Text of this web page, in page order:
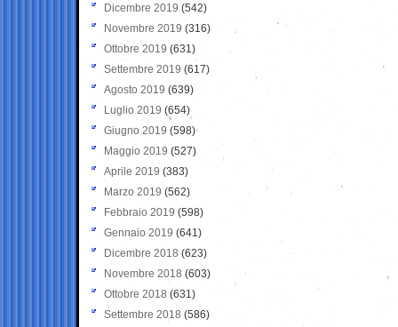
Dicembre 2019 (542)
Novembre 2019 (316)
Ottobre 2019 (631)
Settembre 2019 (617)
Agosto 2019 (639)
Luglio 2019 (654)
Giugno 2019 (598)
Maggio 2019 (527)
Aprile 2019 (383)
Marzo 2019 (562)
Febbraio 2019 (598)
Gennaio 2019 (641)
Dicembre 2018 (623)
Novembre 2018 (603)
Ottobre 2018 (631)
Settembre 2018 (586)